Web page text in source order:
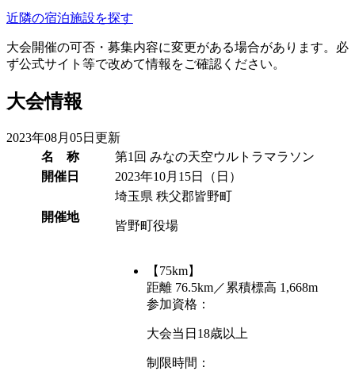
近隣の宿泊施設を探す
大会開催の可否・募集内容に変更がある場合があります。必
ず公式サイト等で改めて情報をご確認ください。
大会情報
2023年08月05日更新
名 称
第1回 みなの天空ウルトラマラソン
開催日
2023年10月15日 （日）
開催地
埼玉県 秩父郡皆野町
皆野町役場
【75km】
距離 76.5km／累積標高 1,668m
参加資格：
大会当日18歳以上
制限時間：